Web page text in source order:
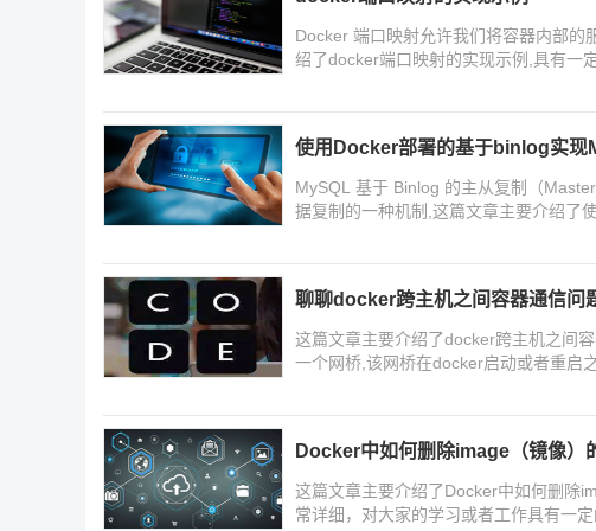
Docker 端口映射允许我们将容器内部的
绍了docker端口映射的实现示例,具有一
使用Docker部署的基于binlog实现
MySQL 基于 Binlog 的主从复制（
据复制的一种机制,这篇文章主要介绍了
聊聊docker跨主机之间容器通信问
这篇文章主要介绍了docker跨主机之间
一个网桥,该网桥在docker启动或者重启
Docker中如何删除image（镜像）
这篇文章主要介绍了Docker中如何删除
常详细，对大家的学习或者工作具有一